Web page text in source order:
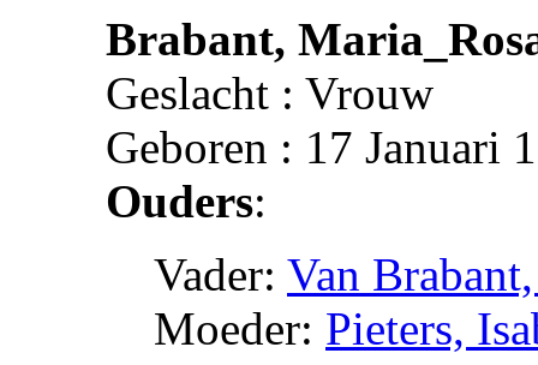
Brabant,
Geslacht : Vrouw
Geboren : 17 Januari
Ouders:
Vader: Van
Moeder: Pieters,